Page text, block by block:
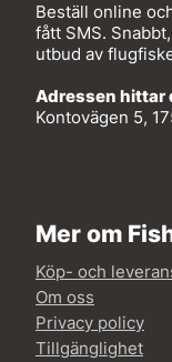
Beställ online
fått SMS.
utbud av
Adressen hittar
Kontovägen 5,
Mer om
Köp- och
Om oss
Privacy policy
Tillgänglighet